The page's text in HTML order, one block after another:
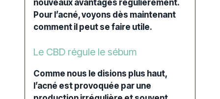
nouveaux avantages régulièrement.
Pour l’acné, voyons dès maintenant
comment il peut se faire utile.
Le CBD régule le sébum
Comme nous le disions plus haut,
l’acné est provoquée par une